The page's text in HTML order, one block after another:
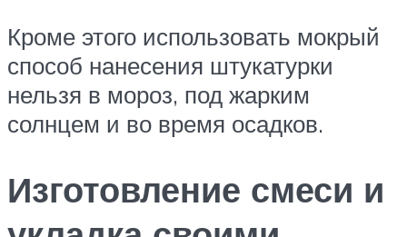
Кроме этого использовать мокрый
способ нанесения штукатурки
нельзя в мороз, под жарким
солнцем и во время осадков.
Изготовление смеси и